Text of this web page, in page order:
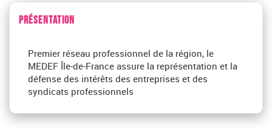
PRÉSENTATION
Premier réseau professionnel de la région, le
MEDEF Île-de-France assure la représentation et la
défense des intérêts des entreprises et des
syndicats professionnels